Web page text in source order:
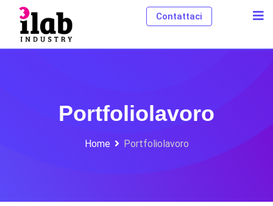
Contattaci
Portfoliolavoro
Home Portfoliolavoro